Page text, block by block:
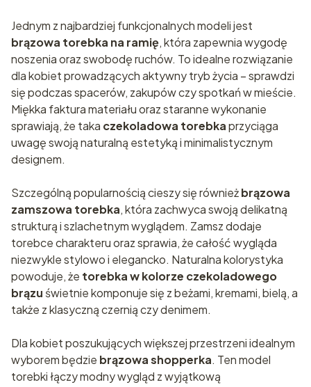
Jednym z najbardziej funkcjonalnych modeli jest
brązowa torebka na ramię, która zapewnia wygodę
noszenia oraz swobodę ruchów. To idealne rozwiązanie
dla kobiet prowadzących aktywny tryb życia – sprawdzi
się podczas spacerów, zakupów czy spotkań w mieście.
Miękka faktura materiału oraz staranne wykonanie
sprawiają, że taka czekoladowa torebkaprzyciąga
uwagę swoją naturalną estetyką i minimalistycznym
designem.
Szczególną popularnością cieszy się równieżbrązowa
zamszowa torebka, która zachwyca swoją delikatną
strukturą i szlachetnym wyglądem. Zamsz dodaje
torebce charakteru oraz sprawia, że całość wygląda
niezwykle stylowo i elegancko. Naturalna kolorystyka
powoduje, że torebka w kolorze czekoladowego
brązu świetnie komponuje się z beżami, kremami, bielą, a
także z klasyczną czernią czy denimem.
Dla kobiet poszukujących większej przestrzeni idealnym
wyborem będzie brązowa shopperka. Ten model
torebki łączy modny wygląd z wyjątkową